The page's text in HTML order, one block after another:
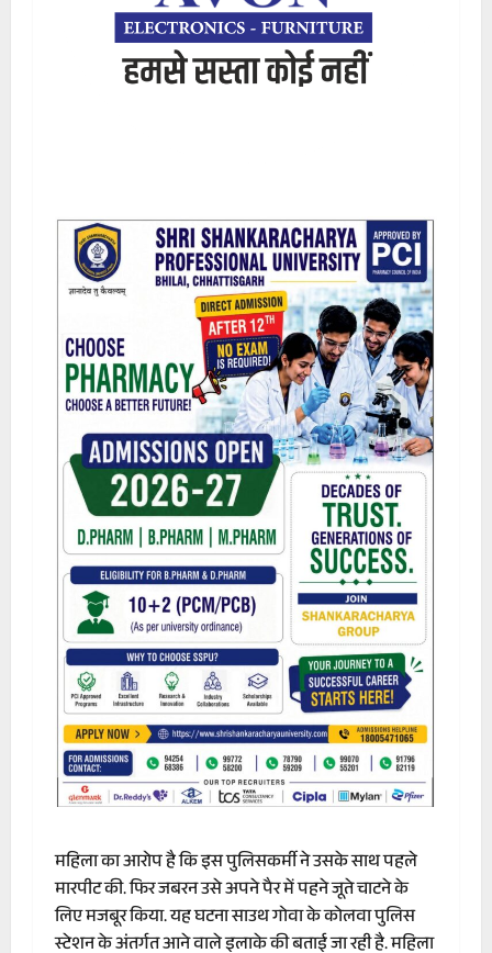
महिला का आरोप है कि इस पुलिसकर्मी ने उसके साथ पहले
मारपीट की. फिर जबरन उसे अपने पैर में पहने जूते चाटने के
लिए मजबूर किया. यह घटना साउथ गोवा के कोलवा पुलिस
स्टेशन के अंतर्गत आने वाले इलाके की बताई जा रही है. महिला